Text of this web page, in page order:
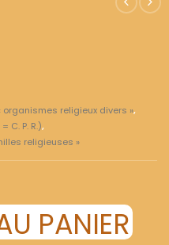
organismes religieux divers »,
C. P. R.),
religieuses »
PANIER